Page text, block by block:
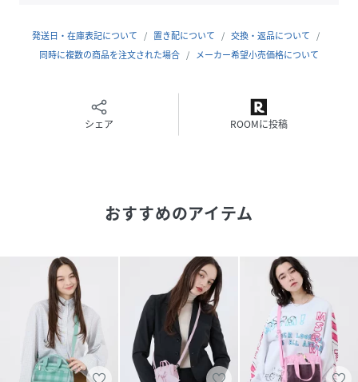
【仕様】
こちらはレスポートサック公式ストアです。商品は全て正規
プリント一覧をご覧になりたい場合は
【レスポートサック公式ショップ lesportsacボストン型
ショルダーバッグ ハンドバッグ トップハンドル 軽量
ナイロン 軽い かごバッグ メッシュ 肩掛け 斜め掛
け 手持ち 母の日 普段使い】
発送日・在庫表記について 置き配について
交換・返品について
同時に複数の商品を注文された場合
メーカー希望小売価格について
シェア ROOMに投稿
おすすめのアイテム